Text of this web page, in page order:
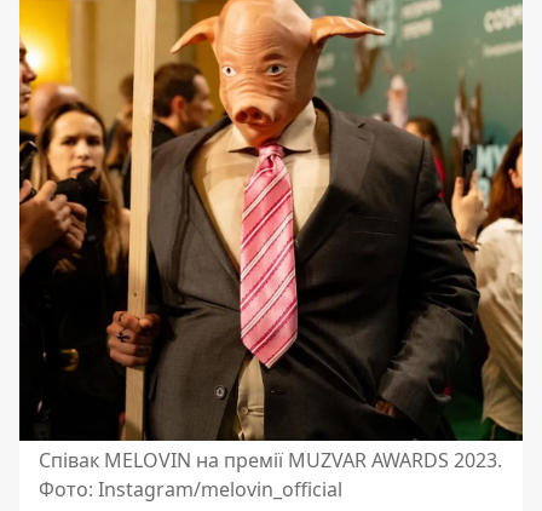
Співак MELOVIN на премії MUZVAR AWARDS 2023.
Фото: Instagram/melovin_official